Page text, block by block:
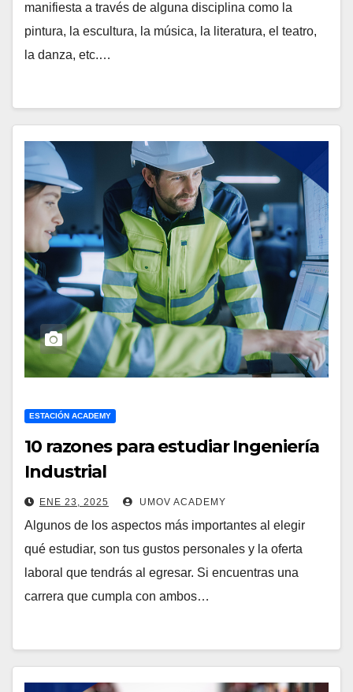
manifiesta a través de alguna disciplina como la
pintura, la escultura, la música, la literatura, el teatro,
la danza, etc.…
ESTACIÓN ACADEMY
10 razones para estudiar Ingeniería
Industrial
ENE 23, 2025 UMOV ACADEMY
Algunos de los aspectos más importantes al elegir
qué estudiar, son tus gustos personales y la oferta
laboral que tendrás al egresar. Si encuentras una
carrera que cumpla con ambos…